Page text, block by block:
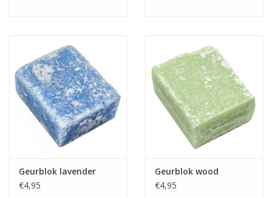
Tuinmeubels en deco
Beelden
Fake plants
SIeraden
Geurblok lavender
€4,95
Geurblok wood
€4,95